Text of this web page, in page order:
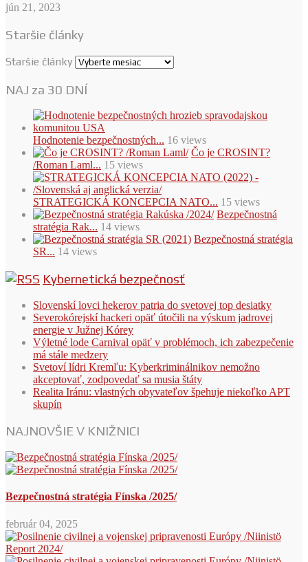
jún 21, 2023
Staršie články
Staršie články
NAJ za 30 DNÍ
Hodnotenie bezpečnostných... 16 views
Čo je CROSINT?
/Roman Laml... 15 views
STRATEGICKÁ KONCEPCIA NATO... 15 views
Bezpečnostná
stratégia Rak... 14 views
Bezpečnostná stratégia
SR... 14 views
Kybernetická bezpečnosť
Slovenskí lovci hekerov patria do svetovej top desiatky
Severokórejskí hackeri opäť útočili na výskum jadrovej
energie v Južnej Kórey
Výletné lode Carnival opäť v problémoch, ich zabezpečenie
má stále medzery
Svetoví lídri Kremľu: Kyberkriminálnikov nemožno
akceptovať, zodpovedať sa musia štáty
Realita Iránu: vlastných obyvateľov špehuje niekoľko APT
skupín
NAJNOVŠIE V KNIŽNICI
Bezpečnostná stratégia Fínska /2025/
február 04, 2025